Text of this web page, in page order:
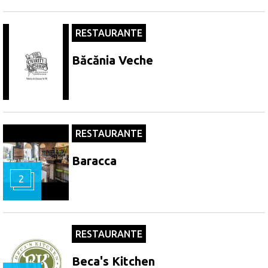
RESTAURANTE
Băcănia Veche
2
RESTAURANTE
Baracca
RESTAURANTE
Beca's Kitchen